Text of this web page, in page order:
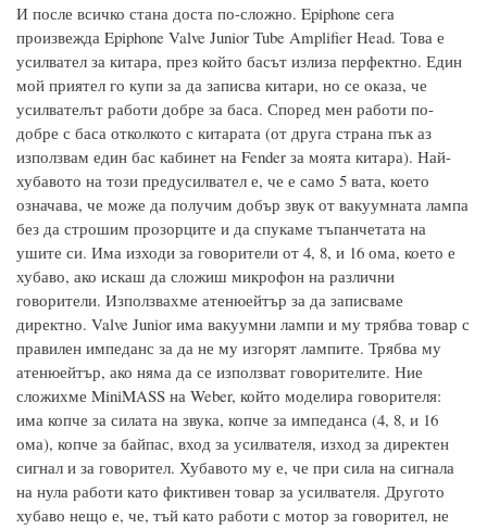
И после всичко стана доста по-сложно. Epiphone сега
произвежда Epiphone Valve Junior Tube Amplifier Head. Това е
усилвател за китара, през който басът излиза перфектно. Един
мой приятел го купи за да записва китари, но се оказа, че
усилвателът работи добре за баса. Според мен работи по-
добре с баса отколкото с китарата (от друга страна пък аз
използвам един бас кабинет на Fender за моята китара). Най-
хубавото на този предусилвател е, че е само 5 вата, което
означава, че може да получим добър звук от вакуумната лампа
без да строшим прозорците и да спукаме тъпанчетата на
ушите си. Има изходи за говорители от 4, 8, и 16 ома, което е
хубаво, ако искаш да сложиш микрофон на различни
говорители. Използвахме атенюейтър за да записваме
директно. Valve Junior има вакуумни лампи и му трябва товар с
правилен импеданс за да не му изгорят лампите. Трябва му
атенюейтър, ако няма да се използват говорителите. Ние
сложихме MiniMASS на Weber, който моделира говорителя:
има копче за силата на звука, копче за импеданса (4, 8, и 16
ома), копче за байпас, вход за усилвателя, изход за директен
сигнал и за говорител. Хубавото му е, че при сила на сигнала
на нула работи като фиктивен товар за усилвателя. Другото
хубаво нещо е, че, тъй като работи с мотор за говорител, не